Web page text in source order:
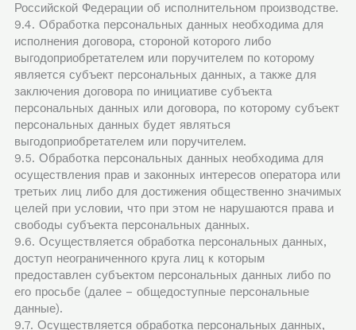
Российской Федерации об исполнительном производстве.
9.4. Обработка персональных данных необходима для
исполнения договора, стороной которого либо
выгодоприобретателем или поручителем по которому
является субъект персональных данных, а также для
заключения договора по инициативе субъекта
персональных данных или договора, по которому субъект
персональных данных будет являться
выгодоприобретателем или поручителем.
9.5. Обработка персональных данных необходима для
осуществления прав и законных интересов оператора или
третьих лиц либо для достижения общественно значимых
целей при условии, что при этом не нарушаются права и
свободы субъекта персональных данных.
9.6. Осуществляется обработка персональных данных,
доступ неограниченного круга лиц к которым
предоставлен субъектом персональных данных либо по
его просьбе (далее – общедоступные персональные
данные).
9.7. Осуществляется обработка персональных данных,